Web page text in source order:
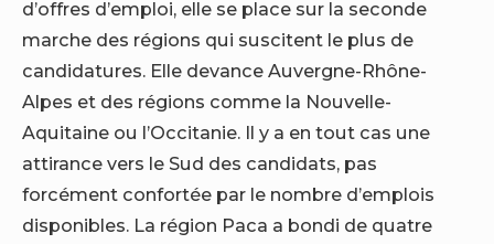
d’offres d’emploi, elle se place sur la seconde
marche des régions qui suscitent le plus de
candidatures. Elle devance Auvergne-Rhône-
Alpes et des régions comme la Nouvelle-
Aquitaine ou l’Occitanie. Il y a en tout cas une
attirance vers le Sud des candidats, pas
forcément confortée par le nombre d’emplois
disponibles. La région Paca a bondi de quatre